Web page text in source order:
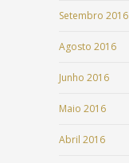
Setembro 2016
Agosto 2016
Junho 2016
Maio 2016
Abril 2016